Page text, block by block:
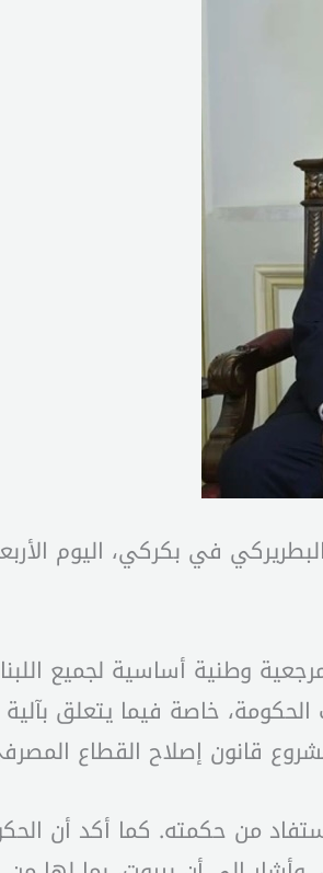
في بكركي، اليوم
وطنية أساسية لجميع
خاصة فيما يتعلق
قانون إصلاح القطاع
من حكمته. كما أكد أن